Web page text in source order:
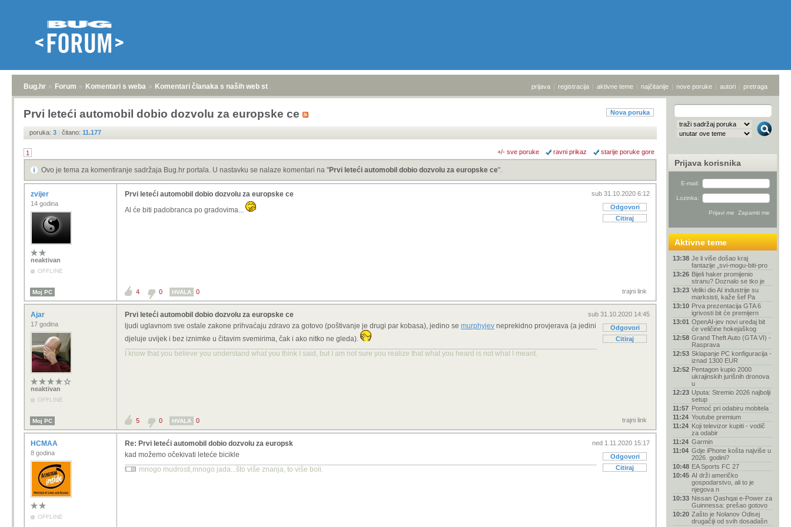
Bug.hr » Forum » Komentari s weba » Komentari članaka s naših web stranica prijava | registracija | aktivne teme | najčitanije | nove poruke | autori | pretraga
Nova poruka
Prvi leteći automobil dobio dozvolu za europske ce
poruka: 3 | čitano: 11.177
1 +/- sve poruke ravni prikaz starije poruke gore
Ovo je tema za komentiranje sadržaja Bug.hr portala. U nastavku se nalaze komentari na "Prvi leteći automobil dobio dozvolu za europske ce".
zvijer
14 godina
neaktivan
OFFLINE
sub 31.10.2020 6:12
Odgovori
Citiraj
Prvi leteći automobil dobio dozvolu za europske ce
Al će biti padobranca po gradovima...
Moj PC trajni link
4 0 HVALA 0
Ajar
17 godina
neaktivan
OFFLINE
sub 31.10.2020 14:45
Odgovori
Citiraj
Prvi leteći automobil dobio dozvolu za europske ce
ljudi uglavnom sve ostale zakone prihvaćaju zdravo za gotovo (poštivanje je drugi par kobasa), jedino se murphyjev neprekidno provjerava (a jedini
djeluje uvijek i bez iznimke u čitavim svemirima, čak i ako nitko ne gleda).
I know that you believe you understand what you think I said, but I am not sure you realize that what you heard is not what I meant.
Moj PC trajni link
5 0 HVALA 0
HCMAA
8 godina
OFFLINE
ned 1.11.2020 15:17
Odgovori
Citiraj
Re: Prvi leteći automobil dobio dozvolu za europsk
kad možemo očekivati leteće bicikle
mnogo mudrosti,mnogo jada...što više znanja, to više boli.
Prijava korisnika
E-mail:
Lozinka:
Aktivne teme
13:38 Je li više došao kraj
fantazije „svi-mogu-biti-pro
13:26 Bijeli haker promijenio
stranu? Doznalo se tko je
13:23 Veliki dio AI industrije su
marksisti, kaže šef Pa
13:10 Prva prezentacija GTA 6
igrivosti bit će premijern
13:01 OpenAI-jev novi uređaj bit
će veličine hokejaškog
12:58 Grand Theft Auto (GTA VI) -
Rasprava
12:53 Sklapanje PC konfiguracija -
iznad 1300 EUR
12:52 Pentagon kupio 2000
ukrajinskih jurišnih dronova
u
12:23 Uputa: Stremio 2026 najbolji
setup
11:57 Pomoć pri odabiru mobitela
11:24 Youtube premium
11:24 Koji televizor kupiti - vodič
za odabir
11:24 Garmin
11:04 Gdje iPhone košta najviše u
2026. godini?
10:48 EA Sports FC 27
10:45 AI drži američko
gospodarstvo, ali to je
njegova n
10:33 Nissan Qashqai e-Power za
Guinnessa: prešao gotovo
10:20 Zašto je Nolanov Odisej
drugačiji od svih dosadašn